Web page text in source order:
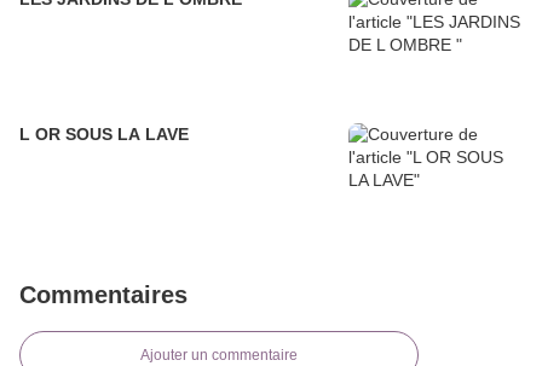
L OR SOUS LA LAVE
Commentaires
Ajouter un commentaire